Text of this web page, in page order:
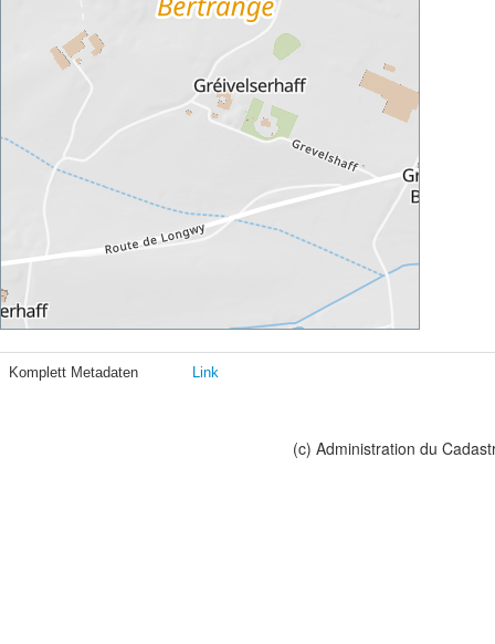
Komplett Metadaten Link
(c) Administration du